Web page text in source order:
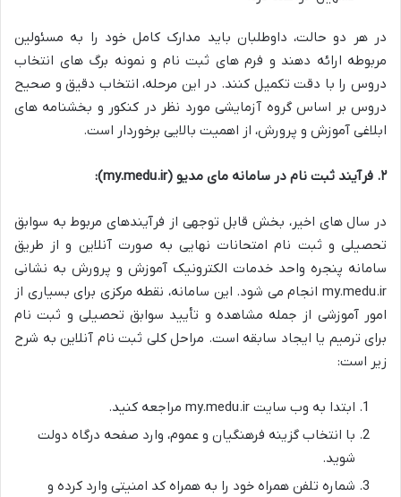
در هر دو حالت، داوطلبان باید مدارک کامل خود را به مسئولین
مربوطه ارائه دهند و فرم های ثبت نام و نمونه برگ های انتخاب
دروس را با دقت تکمیل کنند. در این مرحله، انتخاب دقیق و صحیح
دروس بر اساس گروه آزمایشی مورد نظر در کنکور و بخشنامه های
ابلاغی آموزش و پرورش، از اهمیت بالایی برخوردار است.
۲. فرآیند ثبت نام در سامانه مای مدیو (my.medu.ir):
در سال های اخیر، بخش قابل توجهی از فرآیندهای مربوط به سوابق
تحصیلی و ثبت نام امتحانات نهایی به صورت آنلاین و از طریق
سامانه پنجره واحد خدمات الکترونیک آموزش و پرورش به نشانی
my.medu.ir انجام می شود. این سامانه، نقطه مرکزی برای بسیاری از
امور آموزشی از جمله مشاهده و تأیید سوابق تحصیلی و ثبت نام
برای ترمیم یا ایجاد سابقه است. مراحل کلی ثبت نام آنلاین به شرح
زیر است:
ابتدا به وب سایت my.medu.ir مراجعه کنید.
با انتخاب گزینه فرهنگیان و عموم، وارد صفحه درگاه دولت
شوید.
شماره تلفن همراه خود را به همراه کد امنیتی وارد کرده و